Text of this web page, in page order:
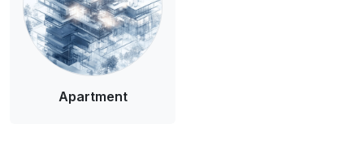
Apartment